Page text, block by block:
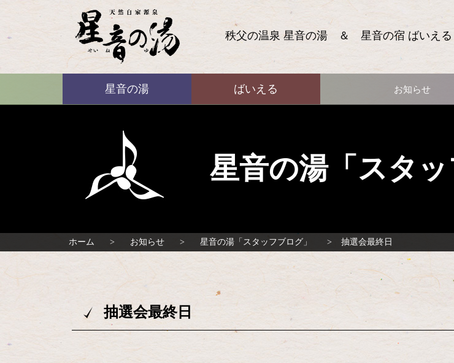
ばいえる
秩父の温泉 星音の湯 ＆ 星音の宿 ばいえる
星音の湯 ばいえる お知らせ
星音の湯「スタッ
ホーム お知らせ 星音の湯「スタッフブログ」 抽選会最終日
抽選会最終日